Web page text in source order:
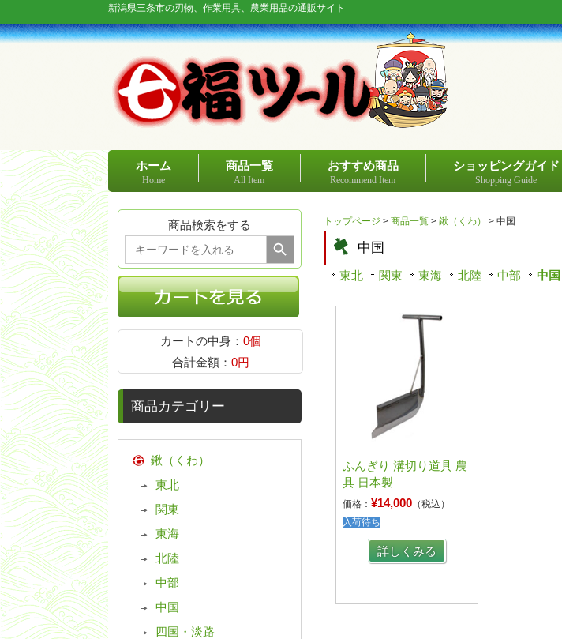
新潟県三条市の刃物、作業用具、農業用品の通販サイト
ホーム
Home
商品一覧
All Item
おすすめ商品
Recommend Item
ショッピングガイド
Shopping Guide
トップページ > 商品一覧 > 鍬（くわ） > 中国
中国
東北 関東 東海 北陸 中部 中国
ふんぎり 溝切り道具 農
具 日本製
価格： ¥14,000 （税込）
入荷待ち
詳しくみる
商品検索をする
Search
for:
Search Button
カートの中身： 0個
合計金額： 0円
商品カテゴリー
鍬（くわ）
東北
関東
東海
北陸
中部
中国
四国・淡路